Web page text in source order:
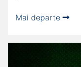
Mai departe